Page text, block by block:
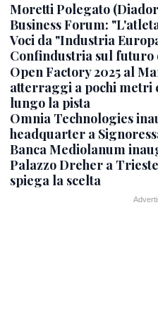
Moretti Polegato
Business Forum:
Voci da "Industria
Confindustria sul futuro
Open Factory 2025 al
atterraggi a pochi metri
lungo la pista
Omnia Technologies
headquarter a
Banca Mediolanum
Palazzo Dreher a
spiega la scelta